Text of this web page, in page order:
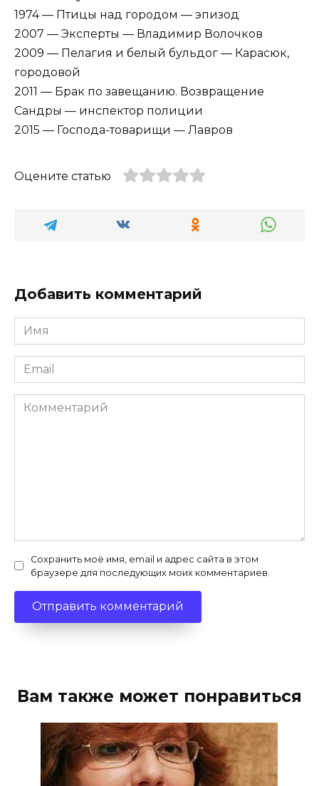
1974 — Птицы над городом — эпизод
2007 — Эксперты — Владимир Волочков
2009 — Пелагия и белый бульдог — Карасюк,
городовой
2011 — Брак по завещанию. Возвращение
Сандры — инспектор полиции
2015 — Господа-товарищи — Лавров
Оцените статью
Добавить комментарий
Имя
*
Email
*
Комментарий
Сохранить моё имя, email и адрес сайта в этом
браузере для последующих моих комментариев.
Вам также может понравиться